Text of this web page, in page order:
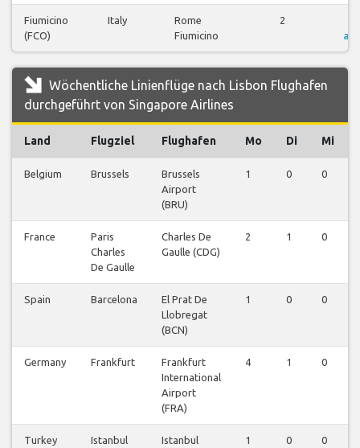
Fiumicino
(FCO)
Italy
Rome
Fiumicino
2
Wöchentliche Linienflüge nach Lisbon Flughafen
durchgeführt von Singapore Airlines
Land Flugziel Flughafen Mo Di Mi
Belgium Brussels
Brussels
Airport
(BRU)
1 0 0
France
Paris
Charles
De Gaulle
Charles De
Gaulle (CDG)
2 1 0
Spain Barcelona
El Prat De
Llobregat
(BCN)
1 0 0
Germany Frankfurt
Frankfurt
International
Airport
(FRA)
4 1 0
Turkey Istanbul
Istanbul
1 0 0